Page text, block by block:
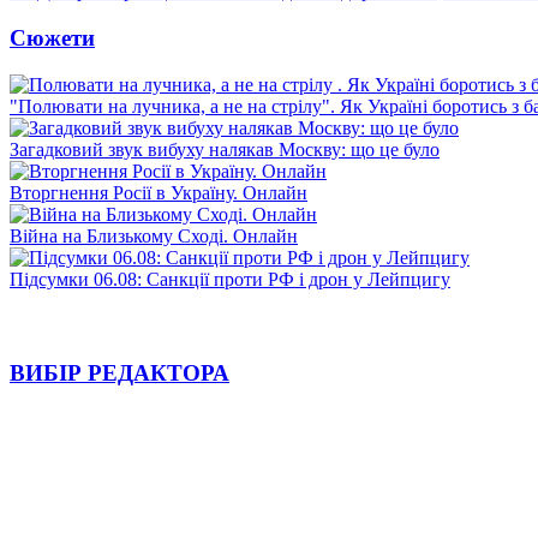
Сюжети
"Полювати на лучника, а не на стрілу". Як Україні боротись з
Загадковий звук вибуху налякав Москву: що це було
Вторгнення Росії в Україну. Онлайн
Війна на Близькому Сході. Онлайн
Підсумки 06.08: Санкції проти РФ і дрон у Лейпцигу
ВИБІР РЕДАКТОРА